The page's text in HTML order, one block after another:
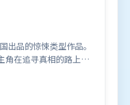
出品的惊悚类型作品。
角在追寻真相的路上不
有实验感，配乐与画
，咏梅、谭卓、杨
袂出演。影片于2016